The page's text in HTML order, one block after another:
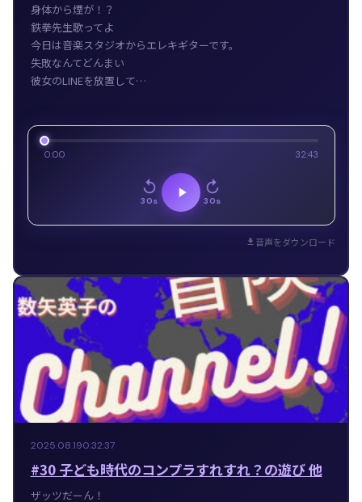
身体から煙が！？
鉄拳先生歌ってよ
今日は音楽スタジオからエレキギターです。
失敗なんてどんまい
彼女のLINEを放置して…
0:00 32:43
30s 30s
音声をダウンロード
2025.08.190:32:37
#30 子ども時代のコンプラすれすれ？の遊び 他
ザッツだーん！